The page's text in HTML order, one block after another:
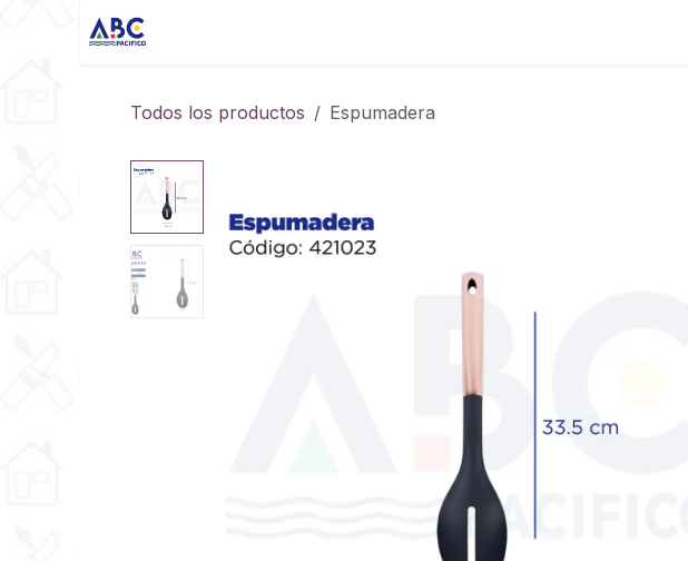
Ir al contenido
Todos los productos Espumadera